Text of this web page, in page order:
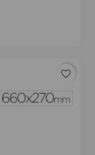
favorite_border